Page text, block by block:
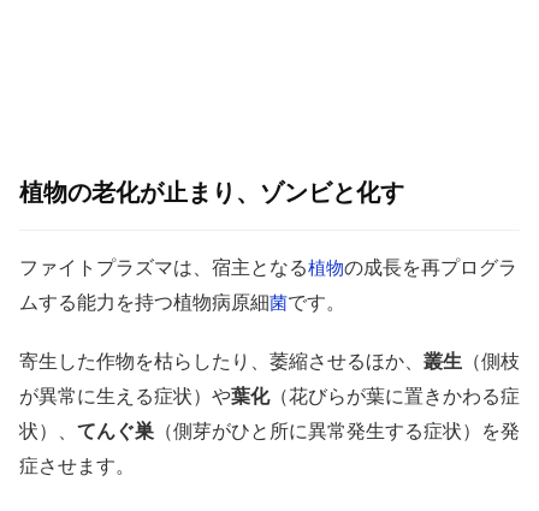
植物の老化が止まり、ゾンビと化す
ファイトプラズマは、宿主となる植物の成長を再プログラ
ムする能力を持つ植物病原細菌です。
寄生した作物を枯らしたり、萎縮させるほか、 叢生 （側枝
が異常に生える症状）や葉化（花びらが葉に置きかわる症
状）、 てんぐ巣 （側芽がひと所に異常発生する症状）を発
症させます。